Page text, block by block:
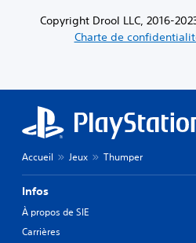
Copyright Drool LLC, 2016-
Charte de
Accueil Jeux Thumper
Infos
À propos de SIE
Carrières